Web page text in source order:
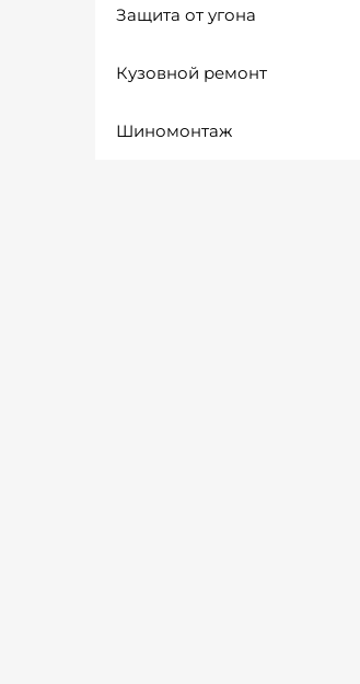
Защита от угона
Кузовной ремонт
Шиномонтаж